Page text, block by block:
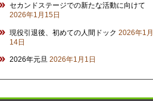
セカンドステージでの新たな活動に向けて
2026年1月15日
現役引退後、初めての人間ドック 2026年1月
14日
2026年元旦 2026年1月1日